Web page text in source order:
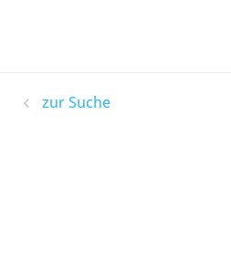
zur Suche